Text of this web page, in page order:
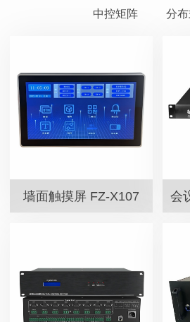
中控矩阵 分
墙面触摸屏 FZ-X107 会